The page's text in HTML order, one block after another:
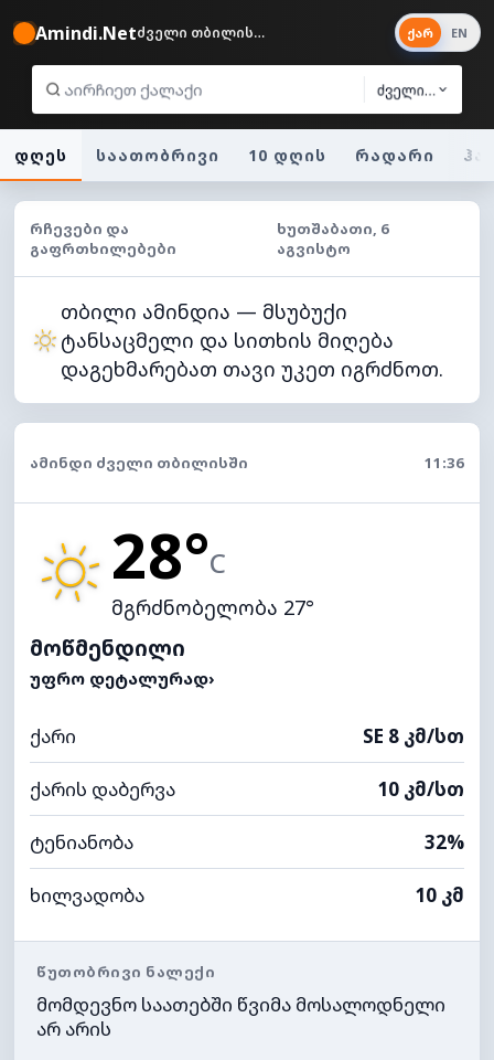
Amindi.Net ძველი თბილისი 28°
ძველი
ქარ EN
დღეს საათობრივი 10 დღის რადარი
ᲠᲩᲔᲕᲔᲑᲘ ᲓᲐ
ᲒᲐᲤᲠᲗᲮᲘᲚᲔᲑᲔᲑᲘ
ᲮᲣᲗᲨᲐᲑᲐᲗᲘ, 6
ᲐᲒᲕᲘᲡᲢᲝ
თბილი ამინდია — მსუბუქი
ტანსაცმელი და სითხის მიღება
დაგეხმარებათ თავი უკეთ იგრძნოთ.
ᲐᲛᲘᲜᲓᲘ ᲫᲕᲔᲚᲘ ᲗᲑᲘᲚᲘᲡᲨᲘ 11:36
28°C
მგრძნობელობა 27°
მოწმენდილი
ᲣᲤᲠᲝ ᲓᲔᲢᲐᲚᲣᲠᲐᲓ›
ქარი SE 8 კმ/სთ
ქარის დაბერვა 10 კმ/სთ
ტენიანობა 32%
ხილვადობა 10 კმ
ᲬᲣᲗᲝᲑᲠᲘᲕᲘ ᲜᲐᲚᲔᲥᲘ
მომდევნო საათებში წვიმა მოსალოდნელი
არ არის